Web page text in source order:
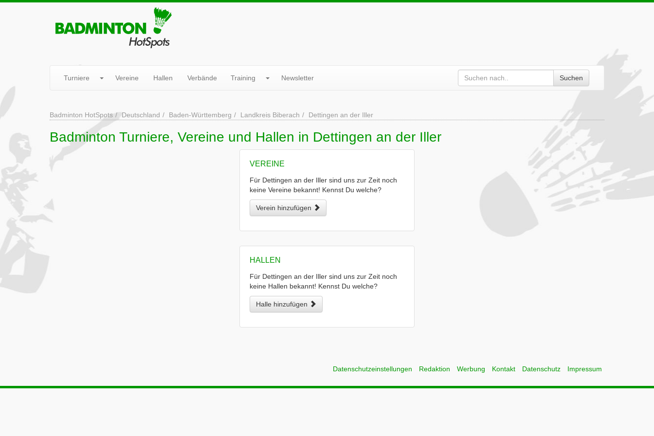
Turniere Vereine Hallen Verbände Training Newsletter Suchen
Badminton HotSpots Deutschland Baden-Württemberg Landkreis Biberach Dettingen an der Iller
Badminton Turniere, Vereine und Hallen in Dettingen an der Iller
VEREINE
Für Dettingen an der Iller sind uns zur Zeit noch
keine Vereine bekannt! Kennst Du welche?
Verein hinzufügen
HALLEN
Für Dettingen an der Iller sind uns zur Zeit noch
keine Hallen bekannt! Kennst Du welche?
Halle hinzufügen
Datenschutzeinstellungen Redaktion Werbung Kontakt Datenschutz Impressum